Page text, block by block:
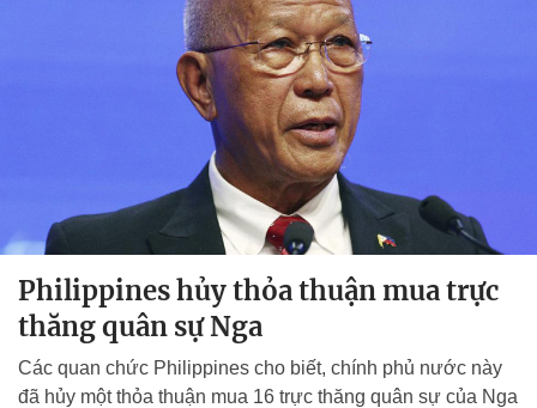
Philippines hủy thỏa thuận mua trực
thăng quân sự Nga
Các quan chức Philippines cho biết, chính phủ nước này
đã hủy một thỏa thuận mua 16 trực thăng quân sự của Nga